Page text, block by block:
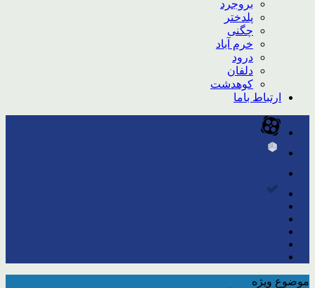
بروجرد
پلدختر
چگنی
خرم آباد
درود
دلفان
کوهدشت
ارتباط باما
موضوع ویژه